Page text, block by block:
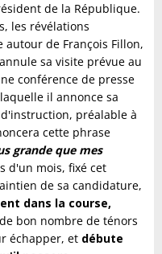
de la République.
les révélations
de François Fillon,
sa visite prévue au
conférence de presse
il annonce sa
préalable à
cette phrase
grande que mes
d'un mois, fixé cet
de sa candidature,
dans la course,
bon nombre de ténors
échapper, et débute